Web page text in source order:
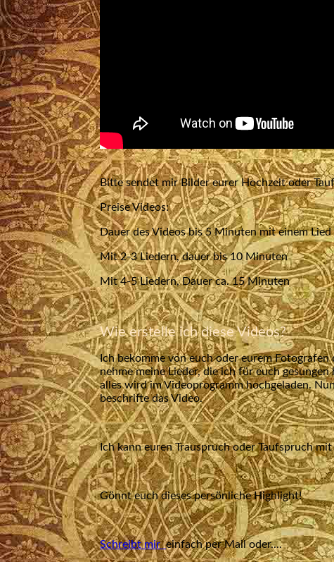
Bitte sendet mir Bilder eurer Hochzeit oder
Preise Videos:
Dauer des Videos bis 5 Minuten mit
Mit 2-3 Liedern, dauer bis 10
Mit 4-5 Liedern, Dauer ca. 15
Wie erstelle ich diese Videos?
Ich bekomme von euch oder eurem
nehme meine Lieder, die ich für euch
alles wird im Videoprogramm hochgeladen.
beschrifte das Video.
Ich kann euren Trauspruch oder Taufspruch
Gönnt euch dieses persönliche Highlight!
Schreibt mireinfach per Mail oder....